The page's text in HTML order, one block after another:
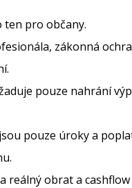
ten pro občany.
zákonná
pouze nahrání
pouze úroky a
reálný obrat a